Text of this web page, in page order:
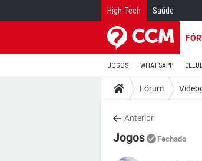
High-Tech Saúde
JOGOS WHATSAPP
Fórum
Anterior
Jogos Fechado